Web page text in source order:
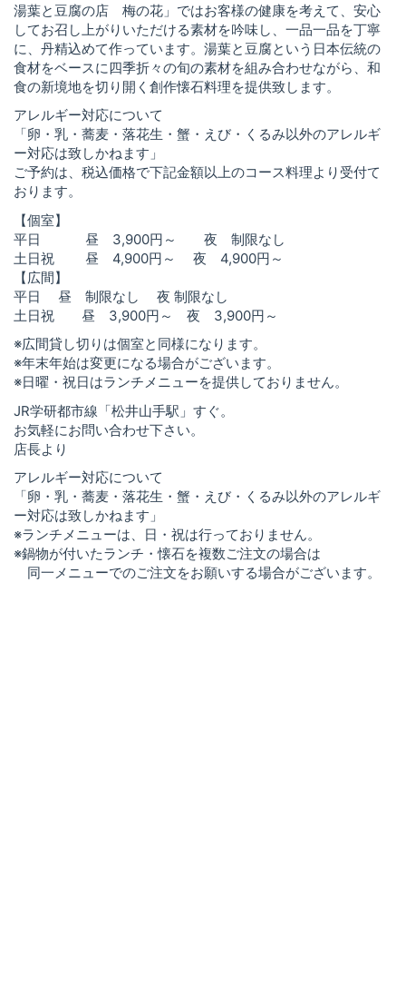
湯葉と豆腐の店 梅の花」ではお客様の健康を考えて、安心
してお召し上がりいただける素材を吟味し、一品一品を丁寧
に、丹精込めて作っています。湯葉と豆腐という日本伝統の
食材をベースに四季折々の旬の素材を組み合わせながら、和
食の新境地を切り開く創作懐石料理を提供致します。
アレルギー対応について
「卵・乳・蕎麦・落花生・蟹・えび・くるみ以外のアレルギ
ー対応は致しかねます」
ご予約は、税込価格で下記金額以上のコース料理より受付て
おります。
【個室】
平日 昼 3,900円～ 夜 制限なし
土日祝 昼 4,900円～ 夜 4,900円～
【広間】
平日 昼 制限なし 夜 制限なし
土日祝 昼 3,900円～ 夜 3,900円～
※広間貸し切りは個室と同様になります。
※年末年始は変更になる場合がございます。
※日曜・祝日はランチメニューを提供しておりません。
JR学研都市線「松井山手駅」すぐ。
お気軽にお問い合わせ下さい。
店長より
アレルギー対応について
「卵・乳・蕎麦・落花生・蟹・えび・くるみ以外のアレルギ
ー対応は致しかねます」
※ランチメニューは、日・祝は行っておりません。
※鍋物が付いたランチ・懐石を複数ご注文の場合は
同一メニューでのご注文をお願いする場合がございます。